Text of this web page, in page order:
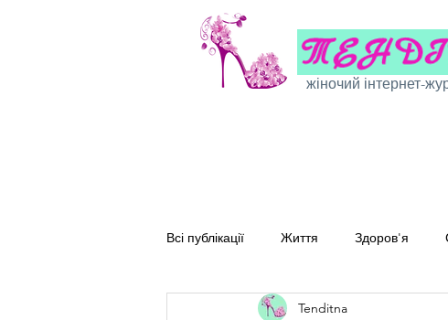
жіночий інтернет-
Всі публікації Життя Здоров'я
Сімейні рецепти Перевірені рецепти
Tenditna